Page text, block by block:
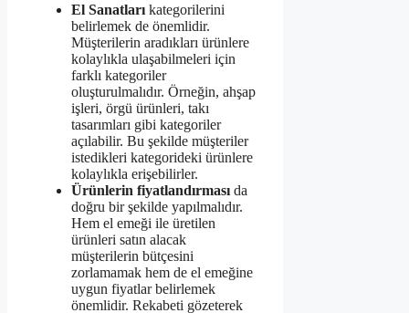
El Sanatları kategorilerini
belirlemek de önemlidir.
Müşterilerin aradıkları ürünlere
kolaylıkla ulaşabilmeleri için
farklı kategoriler
oluşturulmalıdır. Örneğin, ahşap
işleri, örgü ürünleri, takı
tasarımları gibi kategoriler
açılabilir. Bu şekilde müşteriler
istedikleri kategorideki ürünlere
kolaylıkla erişebilirler.
Ürünlerin fiyatlandırması da
doğru bir şekilde yapılmalıdır.
Hem el emeği ile üretilen
ürünleri satın alacak
müşterilerin bütçesini
zorlamamak hem de el emeğine
uygun fiyatlar belirlemek
önemlidir. Rekabeti gözeterek